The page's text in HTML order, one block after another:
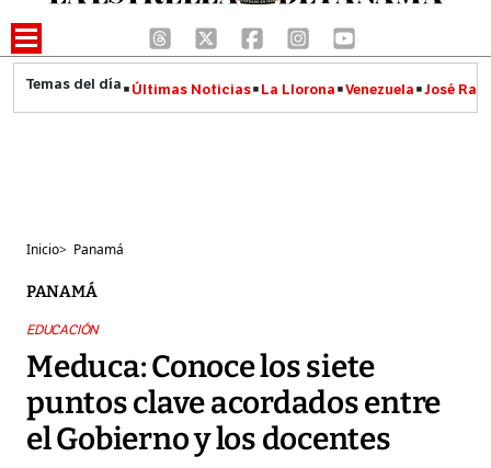
Últimas Noticias La Llorona Venezuela José
Inicio> Panamá
PANAMÁ
EDUCACIÓN
Meduca: Conoce los siete
puntos clave acordados entre
el Gobierno y los docentes